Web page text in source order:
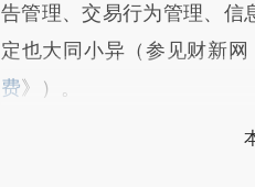
告管理、交易行为管理、信
定也大同小异（参见财新网
费》）。